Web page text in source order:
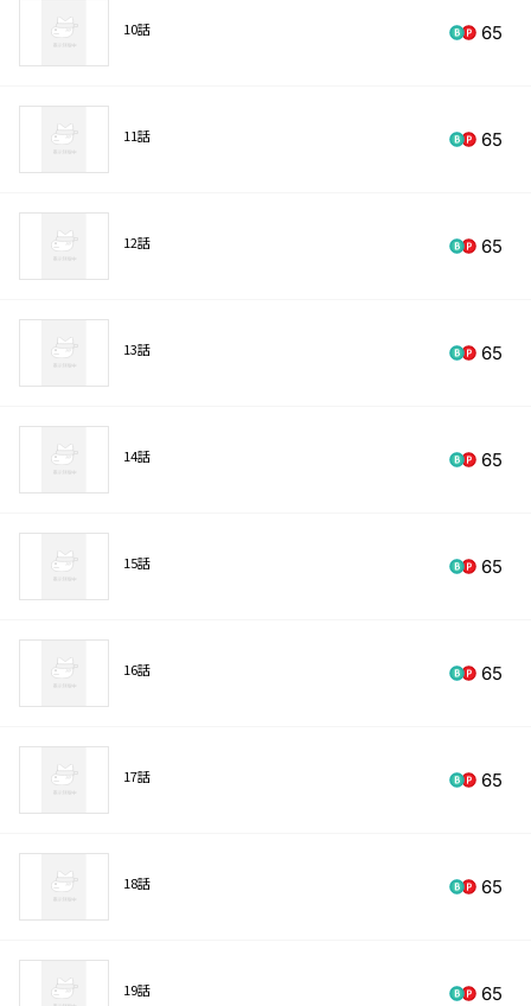
10話 65
11話 65
12話 65
13話 65
14話 65
15話 65
16話 65
17話 65
18話 65
19話 65